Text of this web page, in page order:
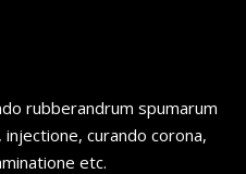
rubberandrum spumarum
curando corona,
etc.